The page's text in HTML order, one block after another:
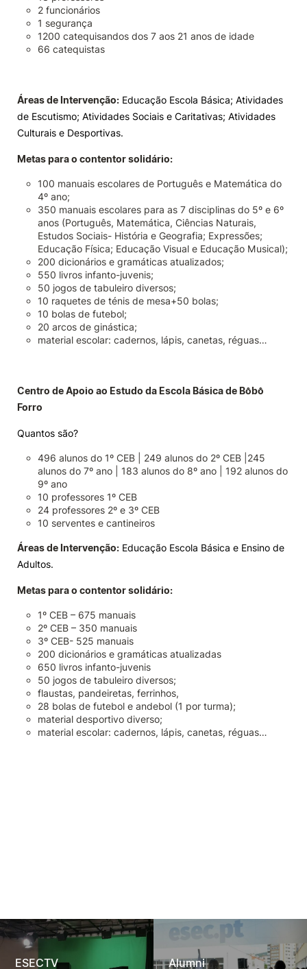
2 funcionários
1 segurança
1200 catequisandos dos 7 aos 21 anos de idade
66 catequistas
Áreas de Intervenção: Educação Escola Básica; Atividades
de Escutismo; Atividades Sociais e Caritativas; Atividades
Culturais e Desportivas.
Metas para o contentor solidário:
100 manuais escolares de Português e Matemática do
4º ano;
350 manuais escolares para as 7 disciplinas do 5º e 6º
anos (Português, Matemática, Ciências Naturais,
Estudos Sociais- História e Geografia; Expressões;
Educação Física; Educação Visual e Educação Musical);
200 dicionários e gramáticas atualizados;
550 livros infanto-juvenis;
50 jogos de tabuleiro diversos;
10 raquetes de ténis de mesa+50 bolas;
10 bolas de futebol;
20 arcos de ginástica;
material escolar: cadernos, lápis, canetas, réguas…
Centro de Apoio ao Estudo da Escola Básica de Bôbô
Forro
Quantos são?
496 alunos do 1º CEB | 249 alunos do 2º CEB |245
alunos do 7º ano | 183 alunos do 8º ano | 192 alunos do
9º ano
10 professores 1º CEB
24 professores 2º e 3º CEB
10 serventes e cantineiros
Áreas de Intervenção: Educação Escola Básica e Ensino de
Adultos.
Metas para o contentor solidário:
1º CEB – 675 manuais
2º CEB – 350 manuais
3º CEB- 525 manuais
200 dicionários e gramáticas atualizadas
650 livros infanto-juvenis
50 jogos de tabuleiro diversos;
flaustas, pandeiretas, ferrinhos,
28 bolas de futebol e andebol (1 por turma);
material desportivo diverso;
material escolar: cadernos, lápis, canetas, réguas…
ESECTV Alumni